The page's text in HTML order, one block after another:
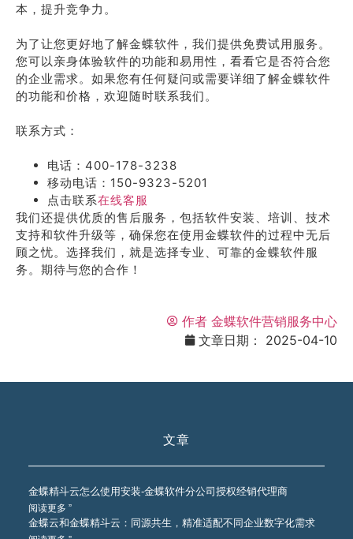
本，提升竞争力。
为了让您更好地了解金蝶软件，我们提供免费试用服务。
您可以亲身体验软件的功能和易用性，看看它是否符合您
的企业需求。如果您有任何疑问或需要详细了解金蝶软件
的功能和价格，欢迎随时联系我们。
联系方式：
电话：400-178-3238
移动电话：150-9323-5201
点击联系在线客服
我们还提供优质的售后服务，包括软件安装、培训、技术
支持和软件升级等，确保您在使用金蝶软件的过程中无后
顾之忧。选择我们，就是选择专业、可靠的金蝶软件服
务。期待与您的合作！
作者 金蝶软件营销服务中心
文章日期：
2025-04-10
文章
金蝶精斗云怎么使用安装-金蝶软件分公司授权经销代理商
阅读更多 ”
金蝶云和金蝶精斗云：同源共生，精准适配不同企业数字化需求